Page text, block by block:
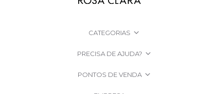
CATEGORIAS
PRECISA DE AJUDA?
PONTOS DE VENDA